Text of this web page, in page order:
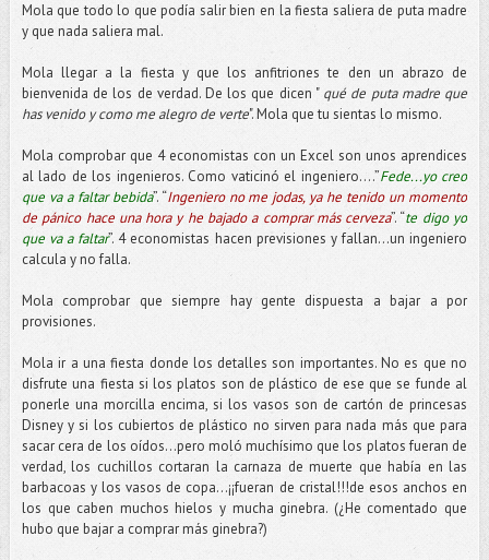
Mola que todo lo que podía salir bien en la fiesta saliera de puta madre
y que nada saliera mal.
Mola llegar a la fiesta y que los anfitriones te den un abrazo de
bienvenida de los de verdad. De los que dicen " qué de puta madre que
has venido y como me alegro de verte". Mola que tu sientas lo mismo.
Mola comprobar que 4 economistas con un Excel son unos aprendices
al lado de los ingenieros. Como vaticinó el ingeniero….”Fede...yo creo
que va a faltar bebida”. “Ingeniero no me jodas, ya he tenido un momento
de pánico hace una hora y he bajado a comprar más cerveza”. “te digo yo
que va a faltar”. 4 economistas hacen previsiones y fallan...un ingeniero
calcula y no falla.
Mola comprobar que siempre hay gente dispuesta a bajar a por
provisiones.
Mola ir a una fiesta donde los detalles son importantes. No es que no
disfrute una fiesta si los platos son de plástico de ese que se funde al
ponerle una morcilla encima, si los vasos son de cartón de princesas
Disney y si los cubiertos de plástico no sirven para nada más que para
sacar cera de los oídos…pero moló muchísimo que los platos fueran de
verdad, los cuchillos cortaran la carnaza de muerte que había en las
barbacoas y los vasos de copa...¡¡fueran de cristal!!!de esos anchos en
los que caben muchos hielos y mucha ginebra. (¿He comentado que
hubo que bajar a comprar más ginebra?)